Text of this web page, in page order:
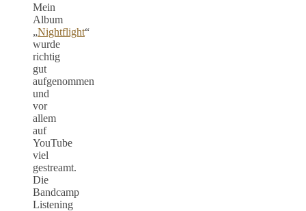
Mein
Album
„Nightflight“
wurde
richtig
gut
aufgenommen
und
vor
allem
auf
YouTube
viel
gestreamt.
Die
Bandcamp
Listening